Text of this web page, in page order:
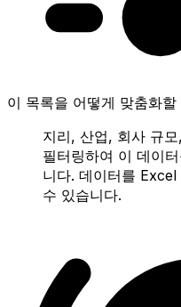
이 목록을 어떻게 맞춤화할
지리, 산업, 회사 규
필터링하여 이 데이
니다. 데이터를
수 있습니다.